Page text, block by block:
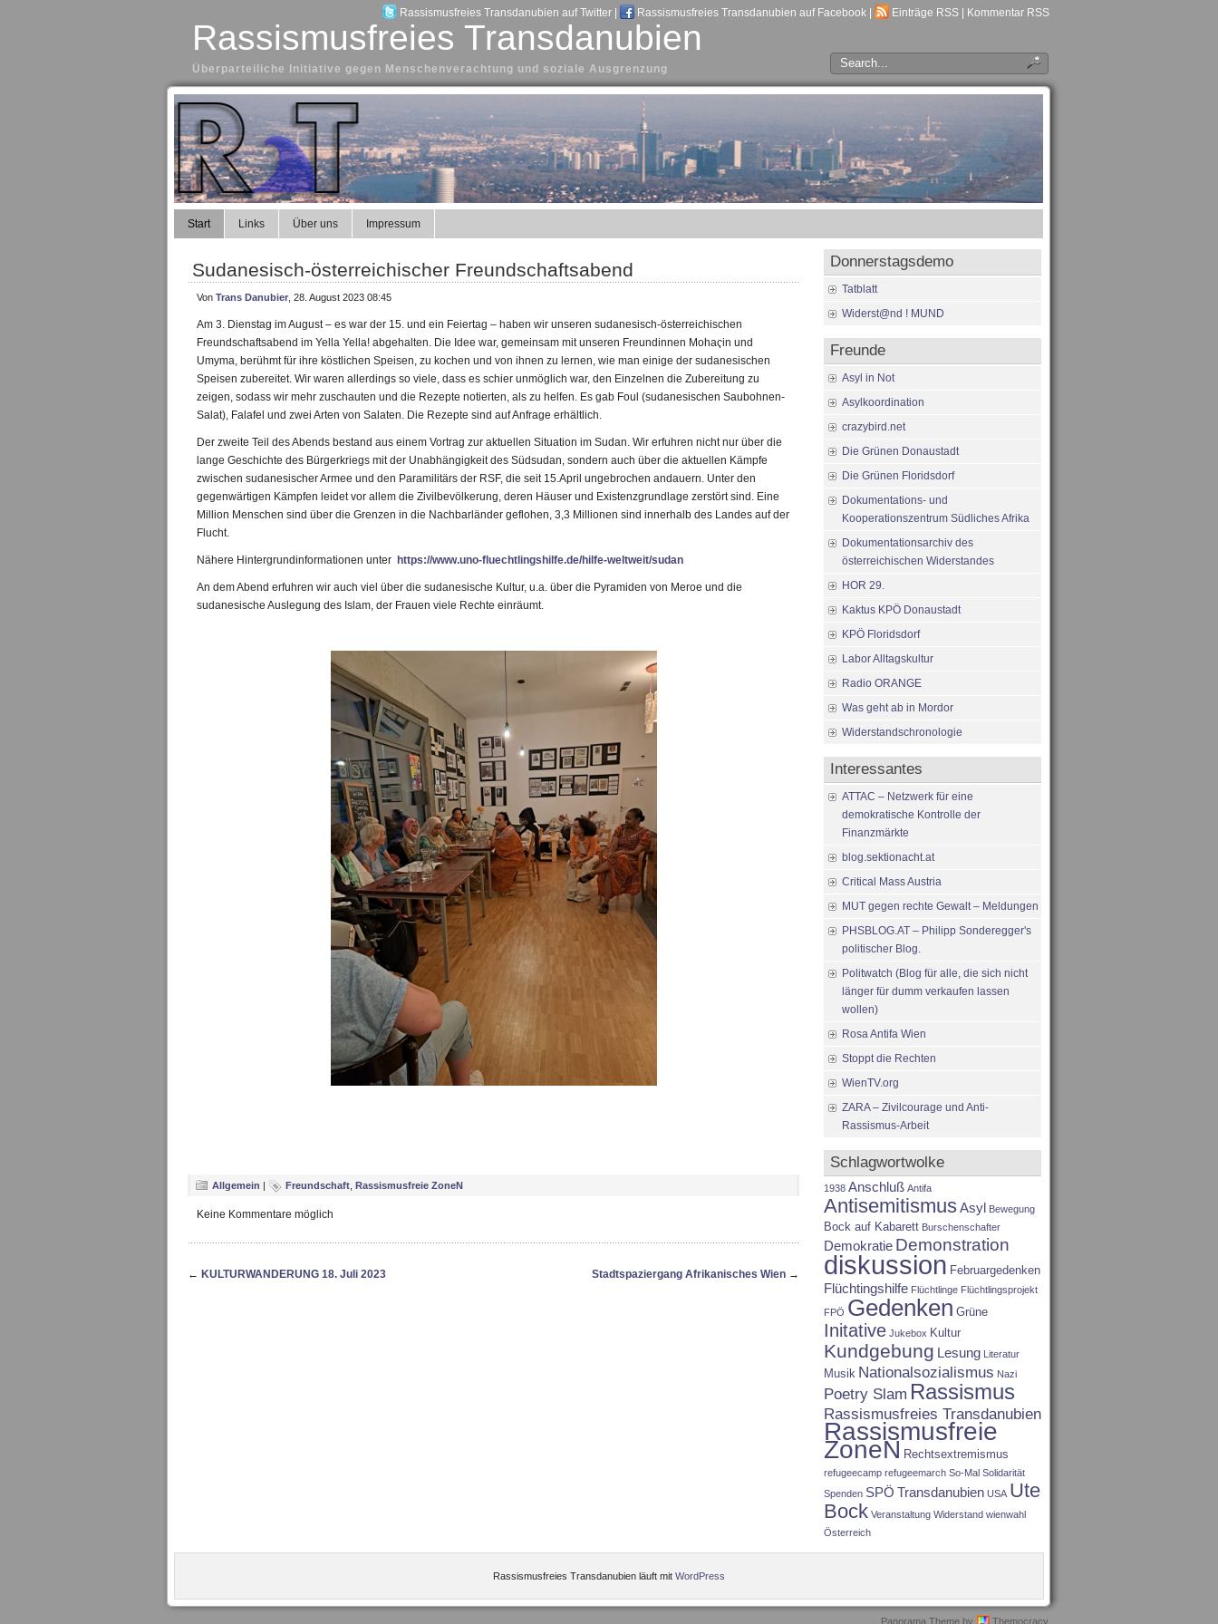
Rassismusfreies Transdanubien auf Twitter Rassismusfreies Transdanubien auf Facebook Einträge RSS Kommentar RSS
Rassismusfreies Transdanubien
Überparteiliche Initiative gegen Menschenverachtung und soziale Ausgrenzung
Start Links Über uns Impressum
Sudanesisch-österreichischer Freundschaftsabend
Von Trans Danubier , 28. August 2023 08:45
Am 3. Dienstag im August – es war der 15. und ein Feiertag – haben wir unseren sudanesisch-österreichischen
Freundschaftsabend im Yella Yella! abgehalten. Die Idee war, gemeinsam mit unseren Freundinnen Mohaҁin und
Umyma, berühmt für ihre köstlichen Speisen, zu kochen und von ihnen zu lernen, wie man einige der sudanesischen
Speisen zubereitet. Wir waren allerdings so viele, dass es schier unmöglich war, den Einzelnen die Zubereitung zu
zeigen, sodass wir mehr zuschauten und die Rezepte notierten, als zu helfen. Es gab Foul (sudanesischen Saubohnen-
Salat), Falafel und zwei Arten von Salaten. Die Rezepte sind auf Anfrage erhältlich.
Der zweite Teil des Abends bestand aus einem Vortrag zur aktuellen Situation im Sudan. Wir erfuhren nicht nur über die
lange Geschichte des Bürgerkriegs mit der Unabhängigkeit des Südsudan, sondern auch über die aktuellen Kämpfe
zwischen sudanesischer Armee und den Paramilitärs der RSF, die seit 15.April ungebrochen andauern. Unter den
gegenwärtigen Kämpfen leidet vor allem die Zivilbevölkerung, deren Häuser und Existenzgrundlage zerstört sind. Eine
Million Menschen sind über die Grenzen in die Nachbarländer geflohen, 3,3 Millionen sind innerhalb des Landes auf der
Flucht.
Nähere Hintergrundinformationen unter https://www.uno-fluechtlingshilfe.de/hilfe-weltweit/sudan
An dem Abend erfuhren wir auch viel über die sudanesische Kultur, u.a. über die Pyramiden von Meroe und die
sudanesische Auslegung des Islam, der Frauen viele Rechte einräumt.
Allgemein | Freundschaft Rassismusfreie ZoneN
Keine Kommentare möglich
← KULTURWANDERUNG 18. Juli 2023 Stadtspaziergang Afrikanisches Wien →
Donnerstagsdemo
Tatblatt
Widerst@nd ! MUND
Freunde
Asyl in Not
Asylkoordination
crazybird.net
Die Grünen Donaustadt
Die Grünen Floridsdorf
Dokumentations- und
Kooperationszentrum Südliches Afrika
Dokumentationsarchiv des
österreichischen Widerstandes
HOR 29.
Kaktus KPÖ Donaustadt
KPÖ Floridsdorf
Labor Alltagskultur
Radio ORANGE
Was geht ab in Mordor
Widerstandschronologie
Interessantes
ATTAC – Netzwerk für eine
demokratische Kontrolle der
Finanzmärkte
blog.sektionacht.at
Critical Mass Austria
MUT gegen rechte Gewalt – Meldungen
PHSBLOG.AT – Philipp Sonderegger's
politischer Blog.
Politwatch (Blog für alle, die sich nicht
länger für dumm verkaufen lassen
wollen)
Rosa Antifa Wien
Stoppt die Rechten
WienTV.org
ZARA – Zivilcourage und Anti-
Rassismus-Arbeit
Schlagwortwolke
1938 Anschluß Antifa
AntisemitismusAsyl Bewegung
Bock auf Kabarett Burschenschafter
Demokratie Demonstration
diskussion Februargedenken
Flüchtingshilfe Flüchtlinge Flüchtlingsprojekt
FPÖ Gedenken Grüne
Initative Jukebox Kultur
Kundgebung Lesung Literatur
Musik Nationalsozialismus Nazi
Poetry Slam Rassismus
Rassismusfreies Transdanubien
Rassismusfreie
ZoneN Rechtsextremismus
refugeecamp refugeemarch So-Mal Solidarität
Spenden SPÖ Transdanubien USA Ute
Bock Veranstaltung Widerstand wienwahl
Österreich
Rassismusfreies Transdanubien läuft mit WordPress
Panorama Theme by Themocracy